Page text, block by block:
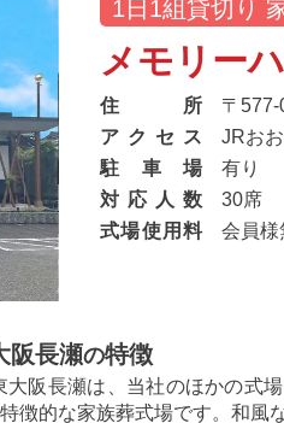
1日1組貸切り
メモリー
住 所
〒
ア ク セ ス
JRお
駐
車 場
有り
対 応 人 数
30席
式場使 用 料 会員様
阪長瀬の特徴
阪長瀬は、当社のほかの式
徴的な家族葬式場です。和風